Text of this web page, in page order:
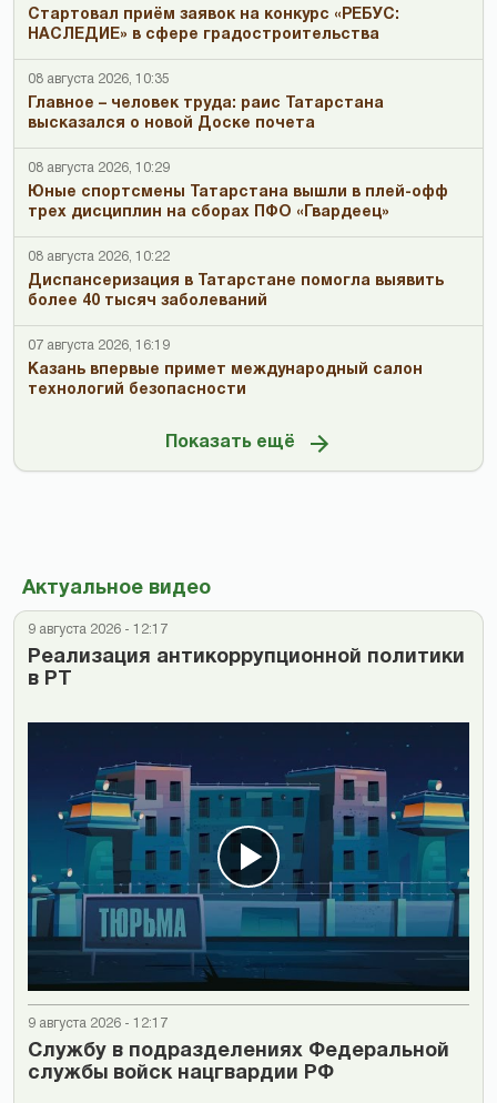
Стартовал приём заявок на конкурс «РЕБУС:
НАСЛЕДИЕ» в сфере градостроительства
08 августа 2026, 10:35
Главное – человек труда: раис Татарстана
высказался о новой Доске почета
08 августа 2026, 10:29
Юные спортсмены Татарстана вышли в плей-офф
трех дисциплин на сборах ПФО «Гвардеец»
08 августа 2026, 10:22
Диспансеризация в Татарстане помогла выявить
более 40 тысяч заболеваний
07 августа 2026, 16:19
Казань впервые примет международный салон
технологий безопасности
Показать ещё
Актуальное видео
9 августа 2026 - 12:17
Реализация антикоррупционной политики
в РТ
9 августа 2026 - 12:17
Cлужбу в подразделениях Федеральной
службы войск нацгвардии РФ